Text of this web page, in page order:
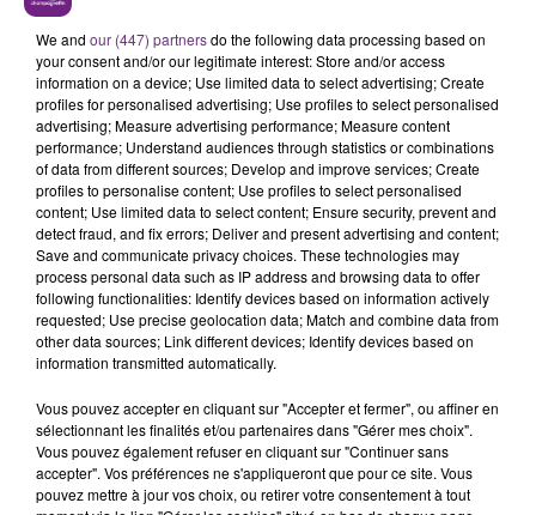
L'ORDRE SUR LES CONDITIONS DE...
Alors que les dates de début des vendange 2026
s'est avéré être plus précoce que prévu,
l'inspection du Travail en profite pour rappeler
les conditions de...
TITRES DIFFUSÉS
6h57
6h57
HOZIER
Take Me To Church
6h55
6h55
DJ GOJA & JASON DERULO &
MELODY
Mi Chico
We and our (447) partnersdo the following data processing based on
your consent and/or our legitimate interest: Store and/or access
information on a device; Use limited data to select advertising; Create
profiles for personalised advertising; Use profiles to select personalised
advertising; Measure advertising performance; Measure content
performance; Understand audiences through statistics or combinations
of data from different sources; Develop and improve services; Create
profiles to personalise content; Use profiles to select personalised
content; Use limited data to select content; Ensure security, prevent and
detect fraud, and fix errors; Deliver and present advertising and content;
Save and communicate privacy choices. These technologies may
process personal data such as IP address and browsing data to offer
following functionalities: Identify devices based on information actively
requested; Use precise geolocation data; Match and combine data from
other data sources; Link different devices; Identify devices based on
information transmitted automatically.
Vous pouvez accepter en cliquant sur "Accepter et fermer", ou affiner en
sélectionnant les finalités et/ou partenaires dans "Gérer mes choix".
Vous pouvez également refuser en cliquant sur "Continuer sans
accepter". Vos préférences ne s'appliqueront que pour ce site. Vous
pouvez mettre à jour vos choix, ou retirer votre consentement à tout